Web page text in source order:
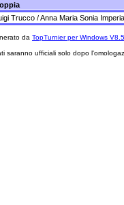
Trucco / Anna Maria Sonia
da TopTurnier per Windows
saranno ufficiali solo dopo